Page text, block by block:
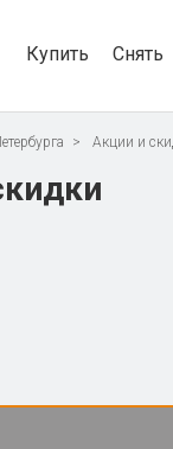
Купить Снять
Акции и